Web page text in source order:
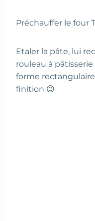
Préchauffer le four
Etaler la pâte, lui
rouleau à
forme
finition 😉